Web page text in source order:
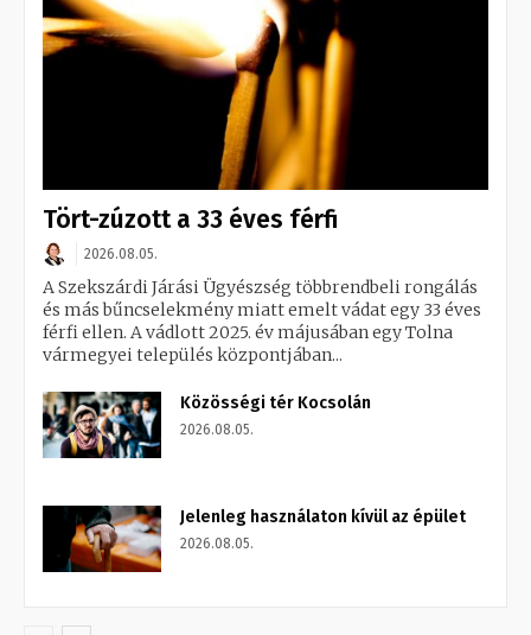
Tört-zúzott a 33 éves férfi
2026.08.05.
A Szekszárdi Járási Ügyészség többrendbeli rongálás
és más bűncselekmény miatt emelt vádat egy 33 éves
férfi ellen. A vádlott 2025. év májusában egy Tolna
vármegyei település központjában...
Közösségi tér Kocsolán
2026.08.05.
Jelenleg használaton kívül az épület
2026.08.05.